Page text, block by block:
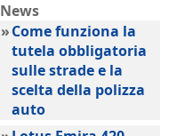
News
»Come funziona la
tutela obbligatoria
sulle strade e la
scelta della polizza
auto